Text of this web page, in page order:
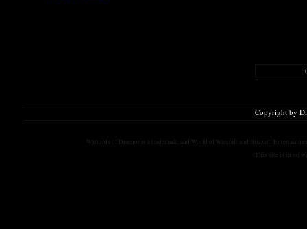
Copyright by
Warlords of Draenor is a trademark, and World of Warcraft and Blizzard
This site is in no